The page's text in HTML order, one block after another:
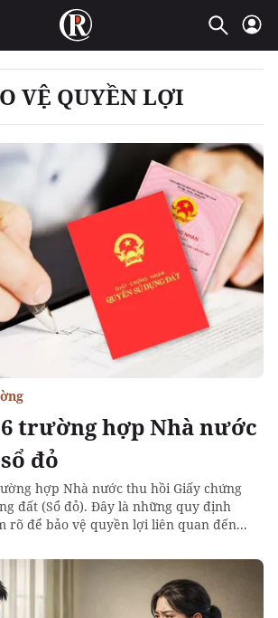
VỆ QUYỀN LỢI
trường hợp Nhà nước
đỏ
hợp Nhà nước thu hồi Giấy chứng
đất (Sổ đỏ). Đây là những quy định
rõ để bảo vệ quyền lợi liên quan đến...